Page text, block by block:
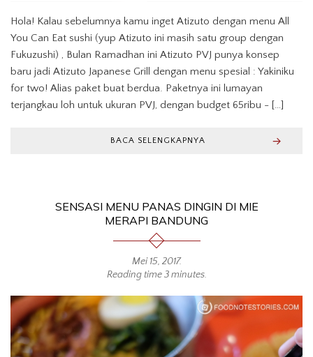
Hola! Kalau sebelumnya kamu inget Atizuto dengan menu All
You Can Eat sushi (yup Atizuto ini masih satu group dengan
Fukuzushi) , Bulan Ramadhan ini Atizuto PVJ punya konsep
baru jadi Atizuto Japanese Grill dengan menu spesial : Yakiniku
for two! Alias paket buat berdua. Paketnya ini lumayan
terjangkau loh untuk ukuran PVJ, dengan budget 65ribu - […]
BACA SELENGKAPNYA
SENSASI MENU PANAS DINGIN DI MIE
MERAPI BANDUNG
Mei 15, 2017.
Reading time 3 minutes.